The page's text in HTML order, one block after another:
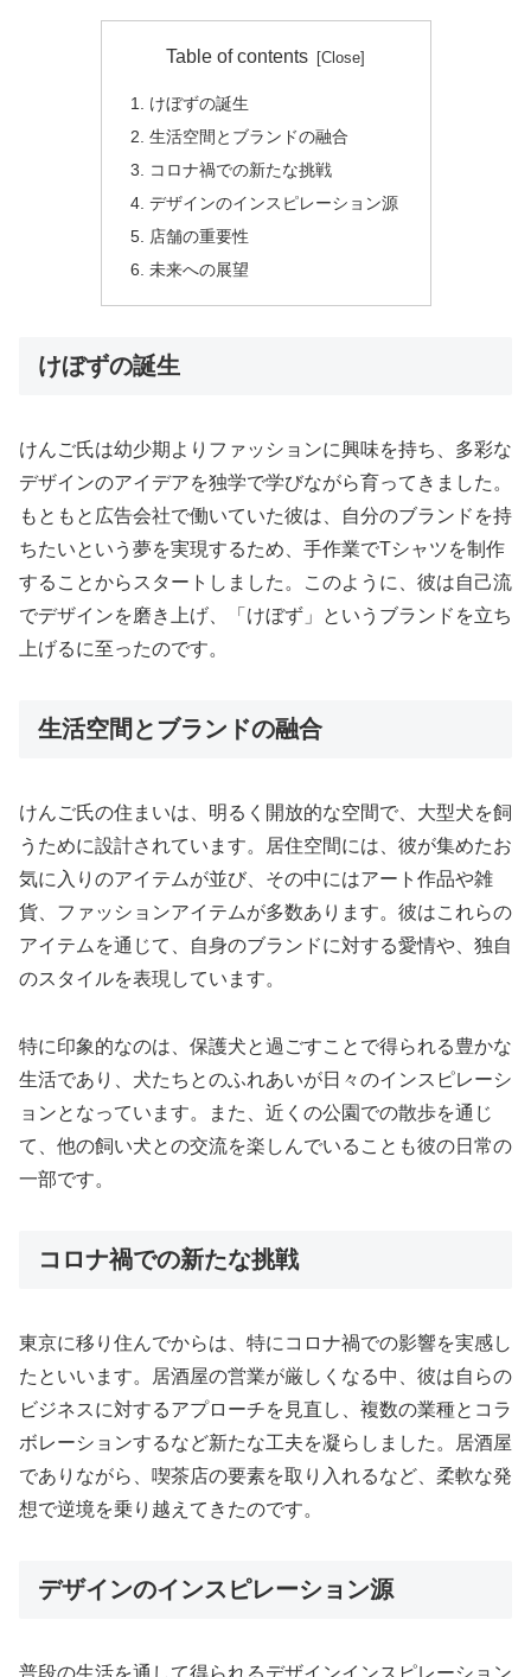
Table of contents
けぼずの誕生
生活空間とブランドの融合
コロナ禍での新たな挑戦
デザインのインスピレーション源
店舗の重要性
未来への展望
けぼずの誕生
けんご氏は幼少期よりファッションに興味を持ち、多彩な
デザインのアイデアを独学で学びながら育ってきました。
もともと広告会社で働いていた彼は、自分のブランドを持
ちたいという夢を実現するため、手作業でTシャツを制作
することからスタートしました。このように、彼は自己流
でデザインを磨き上げ、「けぼず」というブランドを立ち
上げるに至ったのです。
生活空間とブランドの融合
けんご氏の住まいは、明るく開放的な空間で、大型犬を飼
うために設計されています。居住空間には、彼が集めたお
気に入りのアイテムが並び、その中にはアート作品や雑
貨、ファッションアイテムが多数あります。彼はこれらの
アイテムを通じて、自身のブランドに対する愛情や、独自
のスタイルを表現しています。
特に印象的なのは、保護犬と過ごすことで得られる豊かな
生活であり、犬たちとのふれあいが日々のインスピレーシ
ョンとなっています。また、近くの公園での散歩を通じ
て、他の飼い犬との交流を楽しんでいることも彼の日常の
一部です。
コロナ禍での新たな挑戦
東京に移り住んでからは、特にコロナ禍での影響を実感し
たといいます。居酒屋の営業が厳しくなる中、彼は自らの
ビジネスに対するアプローチを見直し、複数の業種とコラ
ボレーションするなど新たな工夫を凝らしました。居酒屋
でありながら、喫茶店の要素を取り入れるなど、柔軟な発
想で逆境を乗り越えてきたのです。
デザインのインスピレーション源